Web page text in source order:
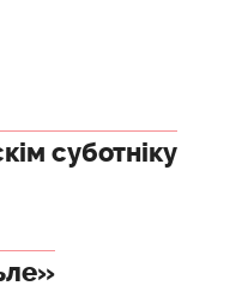
суботніку